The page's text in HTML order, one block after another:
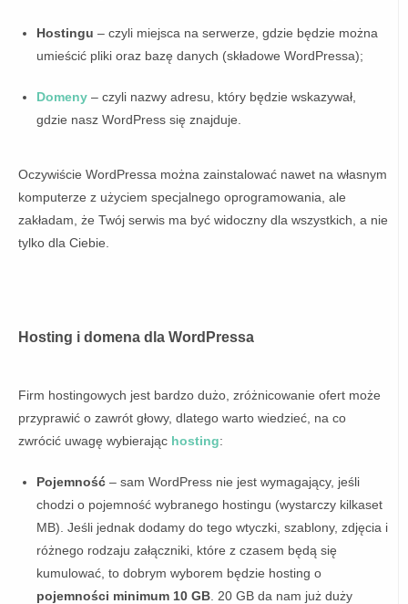
Hostingu – czyli miejsca na serwerze, gdzie będzie można
umieścić pliki oraz bazę danych (składowe WordPressa);
Domeny – czyli nazwy adresu, który będzie wskazywał,
gdzie nasz WordPress się znajduje.
Oczywiście WordPressa można zainstalować nawet na własnym
komputerze z użyciem specjalnego oprogramowania, ale
zakładam, że Twój serwis ma być widoczny dla wszystkich, a nie
tylko dla Ciebie.
Hosting i domena dla WordPressa
Firm hostingowych jest bardzo dużo, zróżnicowanie ofert może
przyprawić o zawrót głowy, dlatego warto wiedzieć, na co
zwrócić uwagę wybierając hosting:
Pojemność – sam WordPress nie jest wymagający, jeśli
chodzi o pojemność wybranego hostingu (wystarczy kilkaset
MB). Jeśli jednak dodamy do tego wtyczki, szablony, zdjęcia i
różnego rodzaju załączniki, które z czasem będą się
kumulować, to dobrym wyborem będzie hosting o
pojemności minimum 10 GB . 20 GB da nam już duży